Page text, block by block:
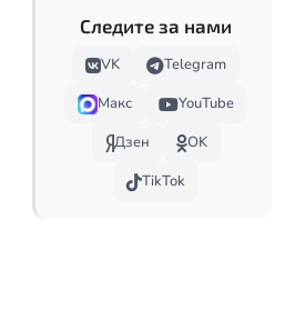
Следите за нами
VK
Telegram
Макс
YouTube
Дзен
OK
TikTok